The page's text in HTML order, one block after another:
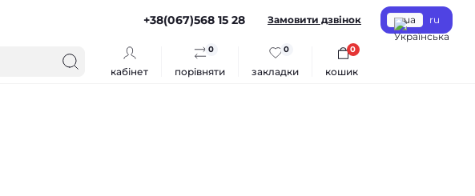
+38(067)568 15 28 Замовити дзвінок ua ru
кабінет порівняти
0
закладки
0
кошик
0